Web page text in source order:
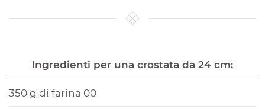
Ingredienti per una crostata da 24 cm:
350 g di farina 00